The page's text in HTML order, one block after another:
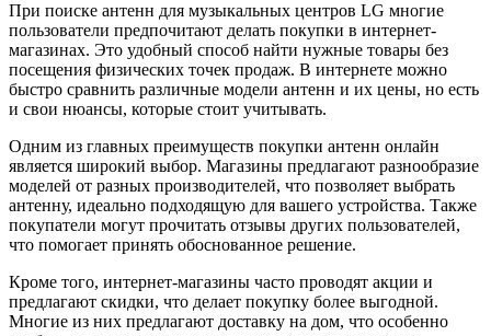
При поиске антенн для музыкальных центров LG многие
пользователи предпочитают делать покупки в интернет-
магазинах. Это удобный способ найти нужные товары без
посещения физических точек продаж. В интернете можно
быстро сравнить различные модели антенн и их цены, но есть
и свои нюансы, которые стоит учитывать.
Одним из главных преимуществ покупки антенн онлайн
является широкий выбор. Магазины предлагают разнообразие
моделей от разных производителей, что позволяет выбрать
антенну, идеально подходящую для вашего устройства. Также
покупатели могут прочитать отзывы других пользователей,
что помогает принять обоснованное решение.
Кроме того, интернет-магазины часто проводят акции и
предлагают скидки, что делает покупку более выгодной.
Многие из них предлагают доставку на дом, что особенно